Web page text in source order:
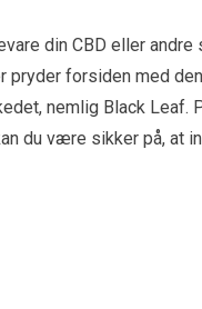
din CBD eller
pryder forsiden med
nemlig Black
du være sikker på, at